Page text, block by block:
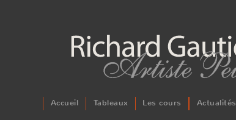
Accueil Tableaux Les cours Actualités